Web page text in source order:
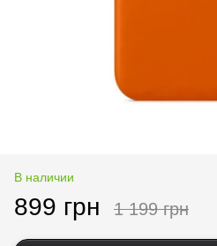
В наличии
899 грн 1 199 грн